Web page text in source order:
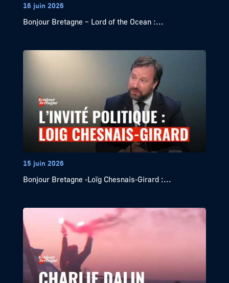
16 juin 2026
Bonjour Bretagne – Lord of the Ocean :...
15 juin 2026
Bonjour Bretagne -Loïg Chesnais-Girard :...